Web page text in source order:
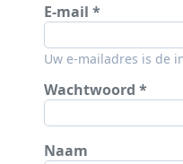
E-mail
Uw e-mailadres is de
Wachtwoord
Naam